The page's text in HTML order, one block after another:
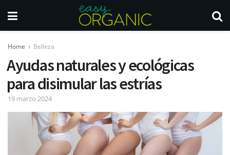
Home Belleza
Ayudas naturales y ecológicas
para disimular las estrías
19 marzo 2024